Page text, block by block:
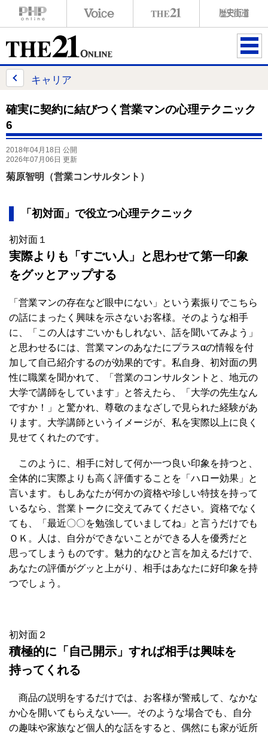
ME
キャリア
確実に契約に結びつく営業マンの心理テクニック
6
2018年04月18日 公開
2026年07月06日 更新
菊原智明（営業コンサルタント）
「初対面」で役立つ心理テクニック
初対面１
実際よりも「すごい人」と思わせて第一印象
をグッとアップする
「営業マンの存在など眼中にない」という素振りでこちら
の話にまったく興味を示さないお客様。そのような相手
に、「この人はすごいかもしれない、話を聞いてみよう」
と思わせるには、営業マンのあなたにプラスαの情報を付
加して自己紹介するのが効果的です。私自身、初対面の男
性に職業を聞かれて、「営業のコンサルタントと、地元の
大学で講師をしています」と答えたら、「大学の先生なん
ですか！」と驚かれ、尊敬のまなざしで見られた経験があ
ります。大学講師というイメージが、私を実際以上に良く
見せてくれたのです。
このように、相手に対して何か一つ良い印象を持つと、
全体的に実際よりも高く評価することを「ハロー効果」と
言います。もしあなたが何かの資格や珍しい特技を持って
いるなら、営業トークに交えてみてください。資格でなく
ても、「最近〇〇を勉強していましてね」と言うだけでも
ＯＫ。人は、自分ができないことができる人を優秀だと
思ってしまうものです。魅力的なひと言を加えるだけで、
あなたの評価がグッと上がり、相手はあなたに好印象を持
つでしょう。
初対面２
積極的に「自己開示」すれば相手は興味を
持ってくれる
商品の説明をするだけでは、お客様が警戒して、なかな
か心を開いてもらえない──。そのような場合でも、自分
の趣味や家族など個人的な話をすると、偶然にも家が近所